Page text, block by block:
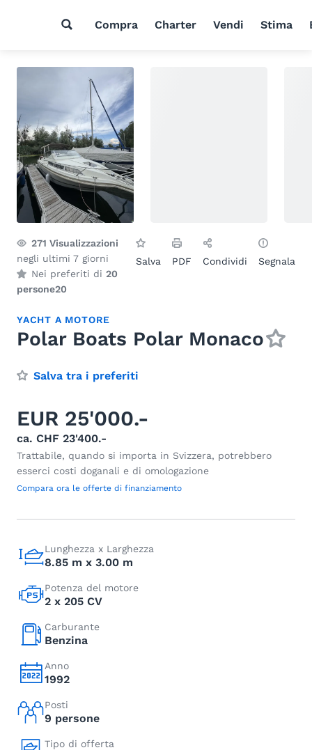
Compra Charter Vendi Stima
271 Visualizzazioni
negli ultimi 7 giorni
Nei preferiti di 20
persone20
Salva PDF Condividi Segnala
YACHT A MOTORE
Polar Boats Polar Monaco
Salva tra i preferiti
EUR 25'000.-
ca. CHF 23'400.-
Trattabile, quando si importa in Svizzera, potrebbero
esserci costi doganali e di omologazione
Compara ora le offerte di finanziamento
Lunghezza x Larghezza
8.85 m x 3.00 m
Potenza del motore
2 x 205 CV
Carburante
Benzina
Anno
1992
Posti
9 persone
Tipo di offerta